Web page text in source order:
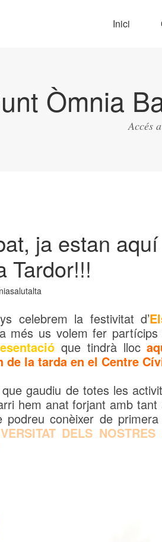
Inici
Òmnia
Accés
ja estan
Tardor!!!
celebrem la festivitat d’
més us volem fer partícips
que tindrà lloc
de la tarda en el Centre
gaudiu de totes les
hem anat forjant amb
podreu conèixer de
DELS